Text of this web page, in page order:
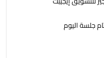
جلسة اليوم